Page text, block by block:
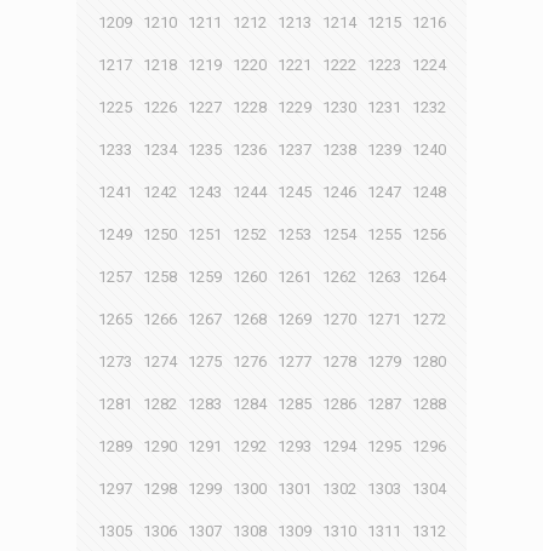
1209 1210 1211 1212 1213 1214 1215 1216
1217 1218 1219 1220 1221 1222 1223 1224
1225 1226 1227 1228 1229 1230 1231 1232
1233 1234 1235 1236 1237 1238 1239 1240
1241 1242 1243 1244 1245 1246 1247 1248
1249 1250 1251 1252 1253 1254 1255 1256
1257 1258 1259 1260 1261 1262 1263 1264
1265 1266 1267 1268 1269 1270 1271 1272
1273 1274 1275 1276 1277 1278 1279 1280
1281 1282 1283 1284 1285 1286 1287 1288
1289 1290 1291 1292 1293 1294 1295 1296
1297 1298 1299 1300 1301 1302 1303 1304
1305 1306 1307 1308 1309 1310 1311 1312